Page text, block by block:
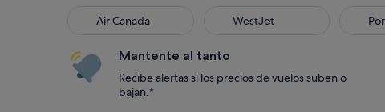
Air Canada WestJet
Mantente al tanto
Recibe alertas si los precios de vuelos suben o
bajan.*